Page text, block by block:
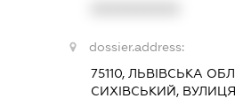
dossier.address:
75110, ЛЬВІВСЬКА
СИХІВСЬКИЙ,